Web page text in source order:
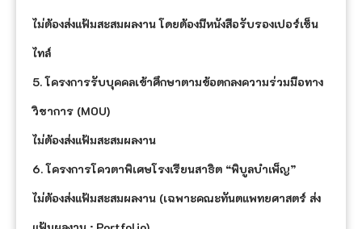
ไม่ต้องส่งแฟ้มสะสมผลงาน โดยต้องมีหนังสือรับรองเปอร์เซ็น
ไทล์
5. โครงการรับบุคคลเข้าศึกษาตามข้อตกลงความร่วมมือทาง
วิชาการ (MOU)
ไม่ต้องส่งแฟ้มสะสมผลงาน
6. โครงการโควตาพิเศษโรงเรียนสาธิต “พิบูลบําเพ็ญ”
ไม่ต้องส่งแฟ้มสะสมผลงาน (เฉพาะคณะทันตแพทยศาสตร์ ส่ง